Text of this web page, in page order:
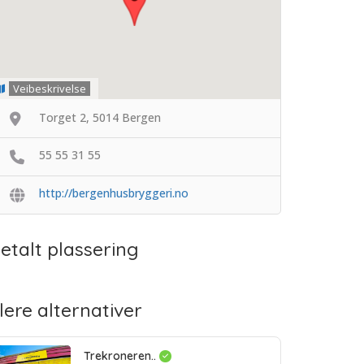
Veibeskrivelse
Torget 2, 5014 Bergen
55 55 31 55
http://bergenhusbryggeri.no
plassering
alternativer
Trekroneren..